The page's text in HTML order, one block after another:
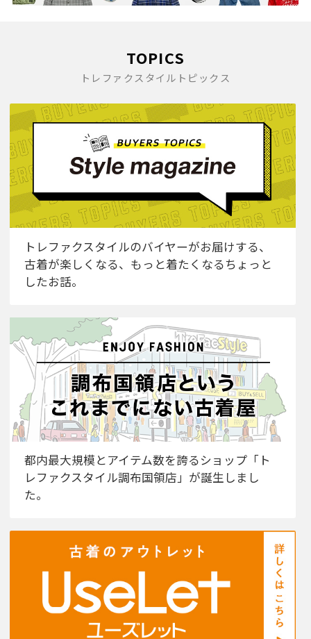
TOPICS
トレファクスタイルトピックス
トレファクスタイルのバイヤーがお届けする、
古着が楽しくなる、もっと着たくなるちょっと
したお話。
都内最大規模とアイテム数を誇るショップ「ト
レファクスタイル調布国領店」が誕生しまし
た。